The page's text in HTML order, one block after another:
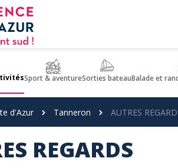
Sport & aventureSorties bateauBalade et
d'Azur Tanneron AUTRES
REGARDS